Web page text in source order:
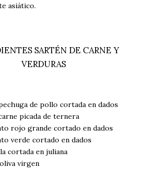
asiático.
SARTÉN DE CARNE Y
VERDURAS
de pollo cortada en dados
picada de ternera
rojo grande cortado en dados
verde cortado en dados
cortada en juliana
virgen